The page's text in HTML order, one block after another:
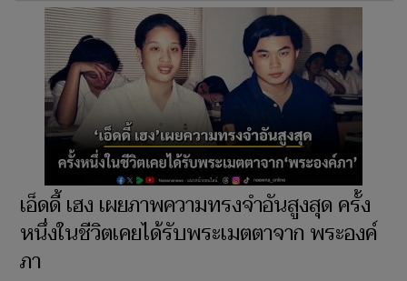
เอ็ดดี้ เฮง เผยภาพความทรงจำอันสูงสุด ครั้ง
หนึ่งในชีวิตเคยได้รับพระเมตตาจาก พระองค์
ภา